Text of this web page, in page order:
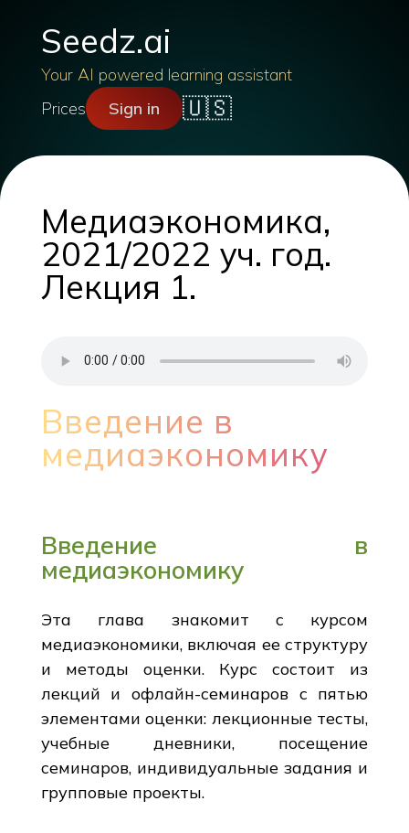
Seedz.ai
Your AI powered learning assistant
Prices
Sign in 🇺🇸
Медиаэкономика,
2021/2022 уч. год.
Лекция 1.
Введение в
медиаэкономику
Введение в
медиаэкономику
Эта глава знакомит с курсом
медиаэкономики, включая ее структуру
и методы оценки. Курс состоит из
лекций и офлайн-семинаров с пятью
элементами оценки: лекционные тесты,
учебные дневники, посещение
семинаров, индивидуальные задания и
групповые проекты.